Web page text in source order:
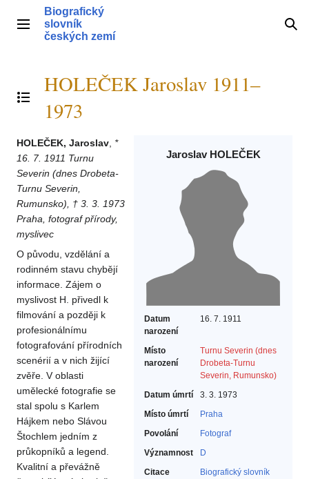
obsahHlavní menu
Biografický
slovník
českých zemí
Přepnout obsah
HOLEČEK Jaroslav 1911–
1973
Jaroslav HOLEČEK
Datum
narození
16. 7. 1911
Místo
narození
Turnu Severin (dnes
Drobeta-Turnu
Severin, Rumunsko)
Datum úmrtí
3. 3. 1973
Místo úmrtí
Praha
Povolání
Fotograf‎
Významnost
D
Citace
Biografický slovník
HOLEČEK, Jaroslav *
16. 7. 1911 Turnu
Severin (dnes Drobeta-
Turnu Severin,
Rumunsko), † 3. 3. 1973
Praha, fotograf přírody,
myslivec
O původu, vzdělání a
rodinném stavu chybějí
informace. Zájem o
myslivost H. přivedl k
filmování a později k
profesionálnímu
fotografování přírodních
scenérií a v nich žijící
zvěře. V oblasti
umělecké fotografie se
stal spolu s Karlem
Hájkem nebo Slávou
Štochlem jedním z
průkopníků a legend.
Kvalitní a převážně